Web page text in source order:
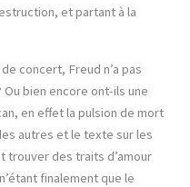
et partant à la
concert, Freud n’a pas
bien encore ont-ils une
en effet la pulsion de mort
autres et le texte sur les
trouver des traits d’amour
finalement que le